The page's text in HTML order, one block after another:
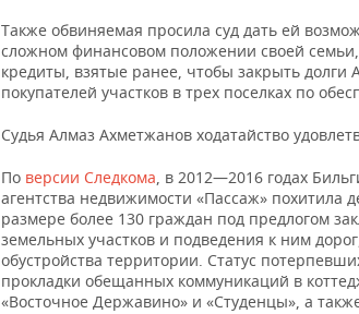
Также обвиняемая просила суд дать ей
сложном финансовом положении своей
кредиты, взятые ранее, чтобы закрыть
покупателей участков в трех поселках по
Судья Алмаз Ахметжанов ходатайство
По версии Следкома, в 2012—2016 годах
агентства недвижимости «Пассаж» похитила
размере более 130 граждан под предлогом
земельных участков и подведения к ним
обустройства территории. Статус
прокладки обещанных коммуникаций в
«Восточное Державино» и «Студенцы», а